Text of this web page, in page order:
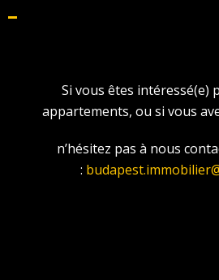
Si vous êtes intéressé(e)
appartements, ou si vous
n’hésitez pas à nous
: